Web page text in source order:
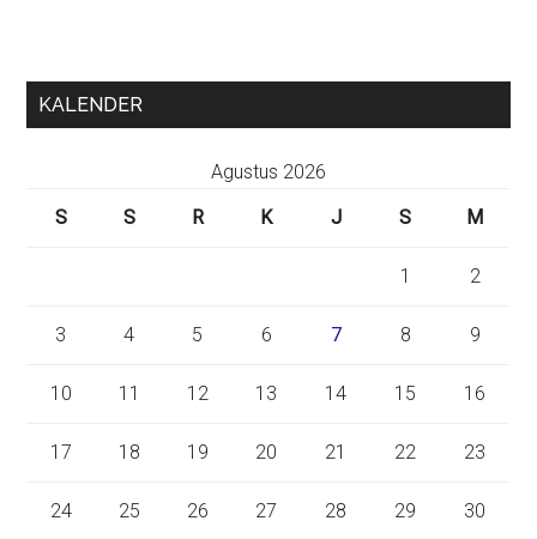
KALENDER
Agustus 2026
S
S R K J S M
1 2
3 4 5 6 7 8 9
10 11 12 13 14 15 16
17 18 19 20 21 22 23
24 25 26 27 28 29 30